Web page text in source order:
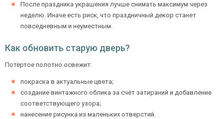
После праздника украшения лучше снимать максимум через
неделю. Иначе есть риск, что праздничный декор станет
повседневным и неуместным.
Как обновить старую дверь?
Потёртое полотно освежит:
покраска в актуальные цвета;
создание винтажного облика за счёт затираний и добавление
соответствующего узора;
нанесение рисунка из маленьких отверстий.